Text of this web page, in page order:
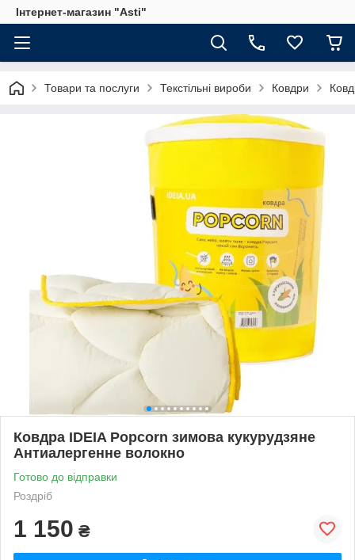
Інтернет-магазин "Asti"
Товари та послуги Текстільні вироби Ковдри
Ковдра IDEIA Popcorn зимова кукурудзяне
Антиалергенне волокно
Готово до відправки
Роздріб
1 150 ₴